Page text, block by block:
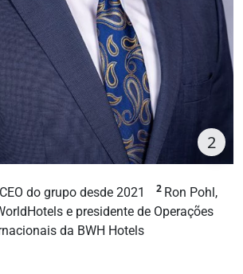
2
do grupo desde 2021 2 Ron Pohl,
e presidente de Operações
da BWH Hotels